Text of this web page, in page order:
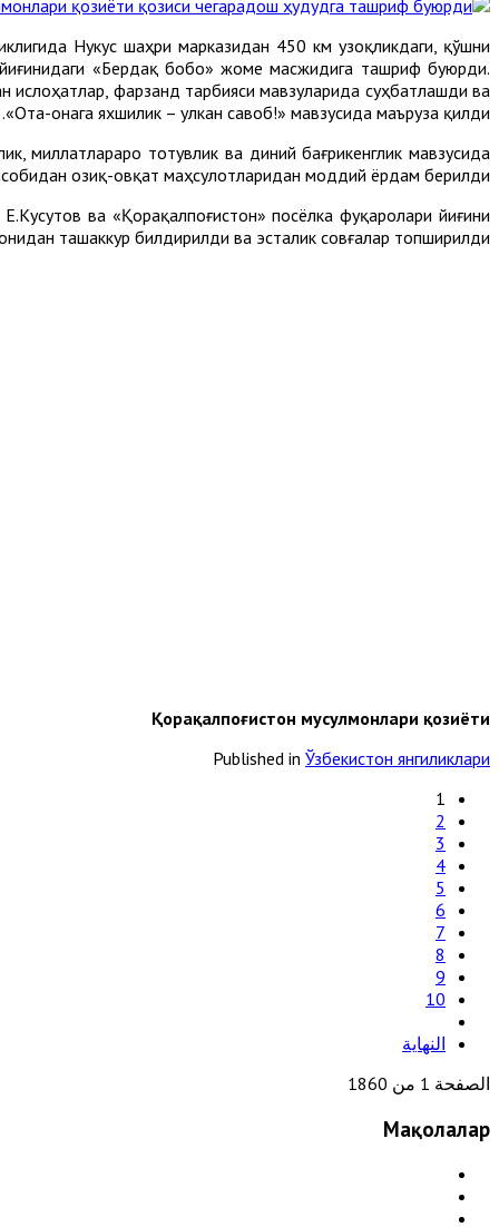
Нукус шаҳри марказидан 450 км узоқликдаги, қўшни
«Бердақ бобо» жоме масжидига ташриф буюрди.
фарзанд тарбияси мавзуларида суҳбатлашди ва
«Ота-онага яхшилик – улкан савоб!» мавзусида маъруза қилди.
миллатлараро тотувлик ва диний бағрикенглик мавзусида
озиқ-овқат маҳсулотларидан моддий ёрдам берилди.
ва «Қорақалпоғистон» посёлка фуқаролари йиғини
ташаккур билдирилди ва эсталик совғалар топширилди.
Қорақалпоғистон мусулмонлари қозиёти
Published in Ўзбекистон янгиликлари
1
2
3
4
5
6
7
8
9
10
النهاية
الصفحة 1 من 1860
Мақолалар